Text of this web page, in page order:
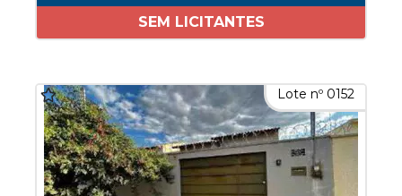
SEM LICITANTES
Lote nº 0152